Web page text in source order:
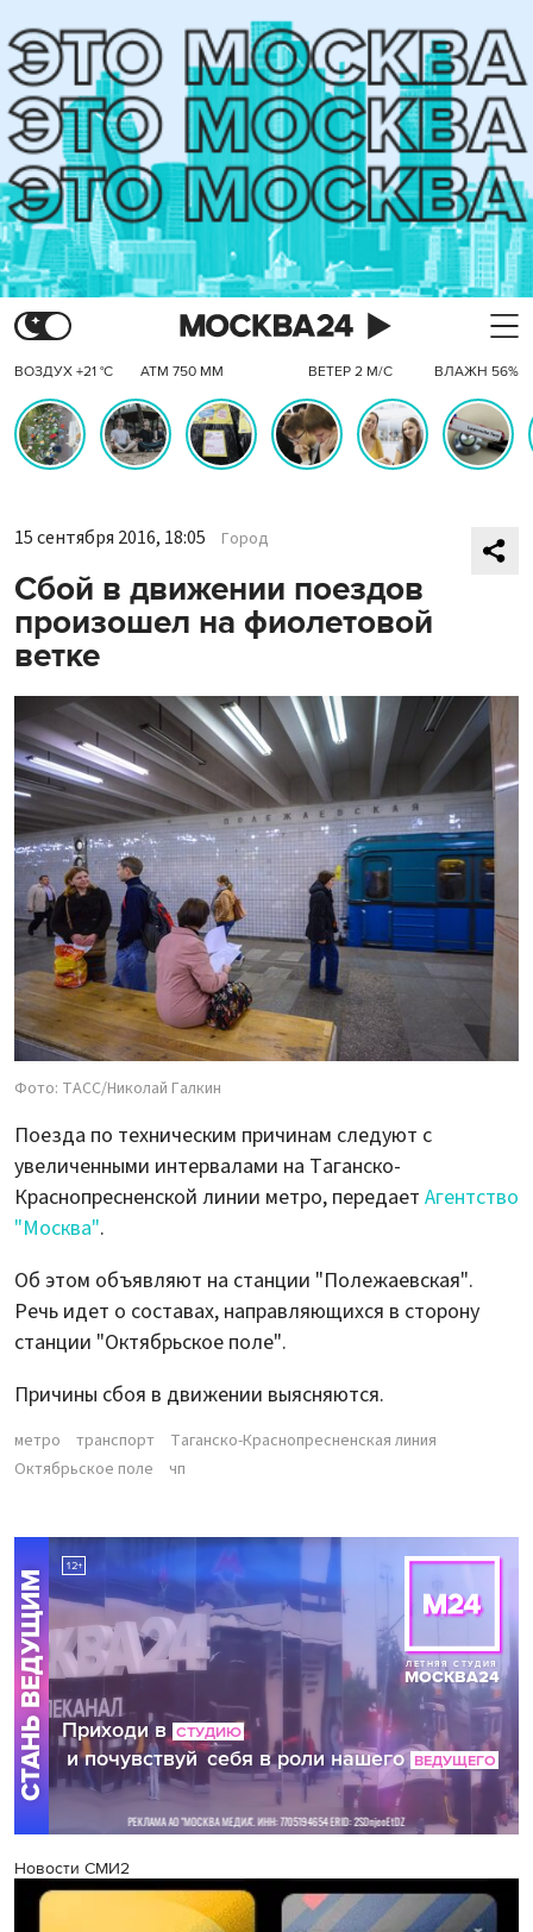
ВОЗДУХ +21 °C АТМ 750 ММ ВЕТЕР 2 М/С ВЛАЖН 56%
15 сентября 2016, 18:05 Город
Сбой в движении поездов
произошел на фиолетовой
ветке
Фото: ТАСС/Николай Галкин
Поезда по техническим причинам следуют с
увеличенными интервалами на Таганско-
Краснопресненской линии метро, передает Агентство
"Москва".
Об этом объявляют на станции "Полежаевская".
Речь идет о составах, направляющихся в сторону
станции "Октябрьское поле".
Причины сбоя в движении выясняются.
метро транспорт
Таганско-Краснопресненская линия
Октябрьское поле
чп
Новости СМИ2